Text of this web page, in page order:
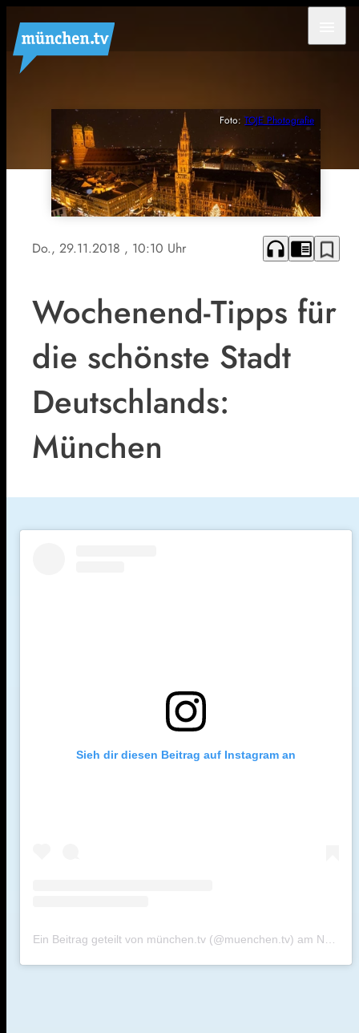
Foto: TOJE Photografie
Do., 29.11.2018 , 10:10 Uhr headphones chrome_reader_mode bookmark_border
Wochenend-Tipps für
die schönste Stadt
Deutschlands:
München
Sieh dir diesen Beitrag auf Instagram an
Ein Beitrag geteilt von münchen.tv (@muenchen.tv) am Nov 27, 2018 um 9:01 PST